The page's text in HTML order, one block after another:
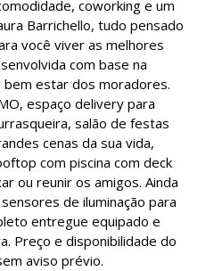
coworking e um
Barrichello, tudo pensado
você viver as melhores
com base na
estar dos moradores.
espaço delivery para
salão de festas
cenas da sua vida,
com piscina com deck
ou reunir os amigos. Ainda
de iluminação para
entregue equipado e
Preço e disponibilidade do
aviso prévio.